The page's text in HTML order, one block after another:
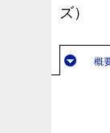
ズ）
概